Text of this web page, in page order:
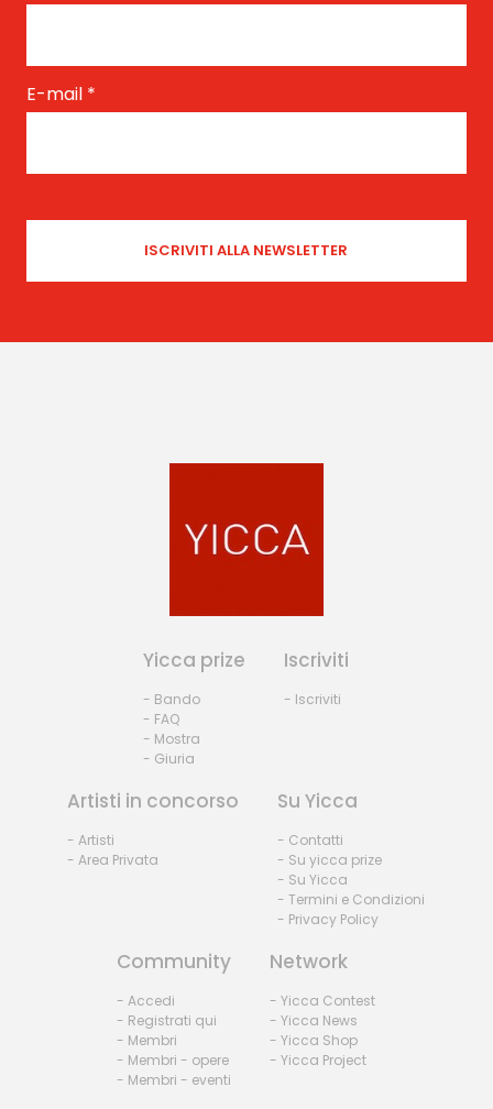
E-mail *
Yicca prize
- Bando
- FAQ
- Mostra
- Giuria
Iscriviti
- Iscriviti
Artisti in concorso
- Artisti
- Area Privata
Su Yicca
- Contatti
- Su yicca prize
- Su Yicca
- Termini e Condizioni
- Privacy Policy
Community
- Accedi
- Registrati qui
- Membri
- Membri - opere
- Membri - eventi
Network
- Yicca Contest
- Yicca News
- Yicca Shop
- Yicca Project